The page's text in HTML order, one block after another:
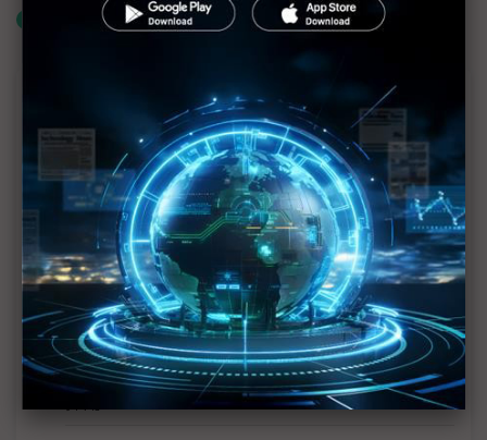
什麼是「關鍵字追蹤」
MLCC訂單過熱、出貨比創高 村田示警全球AI基
建熱潮將趨緩
2027全年記憶體產能提前售罄 買家「祕而不
宣」只怕買不夠
英特爾EMIB良率達標 聯發科第2代ASIC產品
2028準時量產
SpaceX晶片採購大轉向 Elon Musk捨超微全面
採用NVIDIA